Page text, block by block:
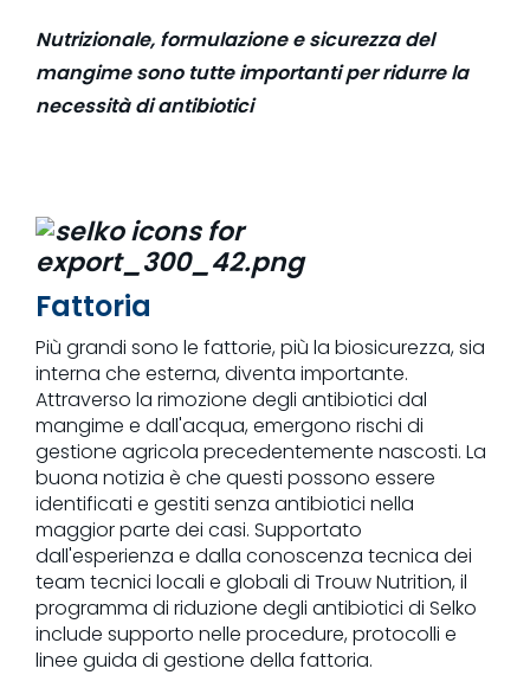
Nutrizionale, formulazione e sicurezza del
mangime sono tutte importanti per ridurre la
necessità di antibiotici
Fattoria
Più grandi sono le fattorie, più la biosicurezza, sia
interna che esterna, diventa importante.
Attraverso la rimozione degli antibiotici dal
mangime e dall'acqua, emergono rischi di
gestione agricola precedentemente nascosti. La
buona notizia è che questi possono essere
identificati e gestiti senza antibiotici nella
maggior parte dei casi. Supportato
dall'esperienza e dalla conoscenza tecnica dei
team tecnici locali e globali di Trouw Nutrition, il
programma di riduzione degli antibiotici di Selko
include supporto nelle procedure, protocolli e
linee guida di gestione della fattoria.